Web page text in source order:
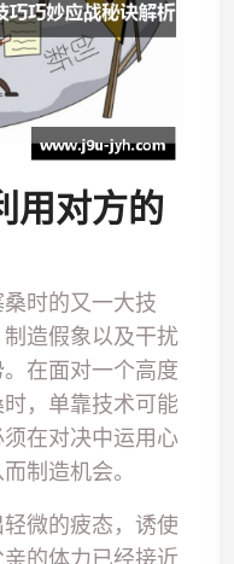
用对方的
时的又一大技
造假象以及干扰
在面对一个高度
，单靠技术可能
在对决中运用心
制造机会。
微的疲态，诱使